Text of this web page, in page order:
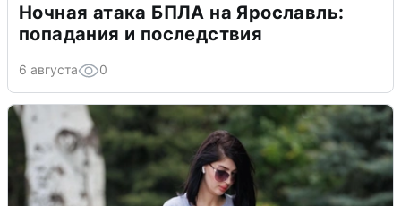
Ночная атака БПЛА на Ярославль:
попадания и последствия
6 августа 0